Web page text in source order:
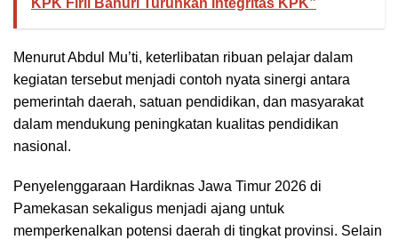
KPK Firli Bahuri Turunkan Integritas KPK”
Menurut Abdul Mu’ti, keterlibatan ribuan pelajar dalam
kegiatan tersebut menjadi contoh nyata sinergi antara
pemerintah daerah, satuan pendidikan, dan masyarakat
dalam mendukung peningkatan kualitas pendidikan
nasional.
Penyelenggaraan Hardiknas Jawa Timur 2026 di
Pamekasan sekaligus menjadi ajang untuk
memperkenalkan potensi daerah di tingkat provinsi. Selain